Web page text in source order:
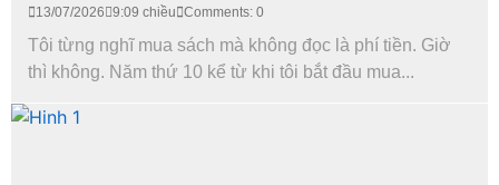
13/07/2026 9:09 chiều Comments: 0
Tôi từng nghĩ mua sách mà không đọc là phí tiền. Giờ
thì không. Năm thứ 10 kể từ khi tôi bắt đầu mua...